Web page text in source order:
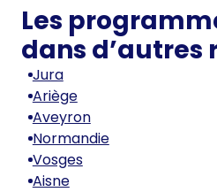
Les
dans d’autres
Jura
Ariège
Aveyron
Normandie
Vosges
Aisne